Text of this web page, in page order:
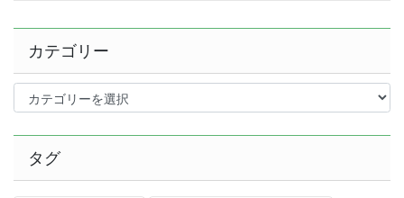
カテゴリー
カ
テ
タグ